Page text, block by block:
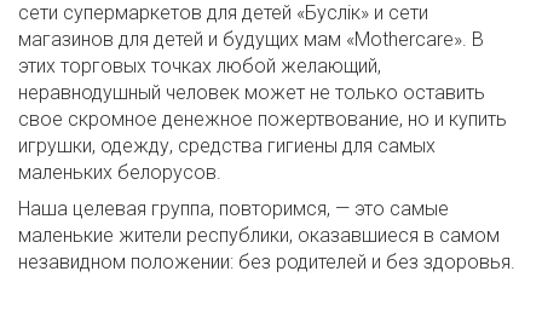
сети супермаркетов для детей «Буслiк» и сети
магазинов для детей и будущих мам «Mothercare». В
этих торговых точках любой желающий,
неравнодушный человек может не только оставить
свое скромное денежное пожертвование, но и купить
игрушки, одежду, средства гигиены для самых
маленьких белорусов.
Наша целевая группа, повторимся, — это самые
маленькие жители республики, оказавшиеся в самом
незавидном положении: без родителей и без здоровья.